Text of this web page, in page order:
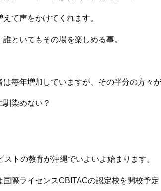
て声をかけてくれます。
といてもその場を楽しめる事。
は毎年増加していますが、その半分の方々
馴染めない？
ストの教育が沖縄でいよいよ始まります。
国際ライセンスCBITACの認定校を開校予定